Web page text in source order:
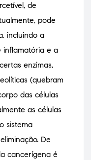
de
pode
incluindo a
inflamatória e a
enzimas,
(quebram
das células
as células
sistema
De
cancerígena é